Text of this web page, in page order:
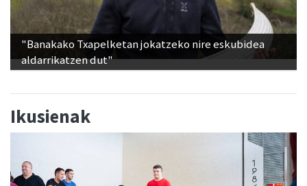
"Banakako Txapelketan jokatzeko nire eskubidea
aldarrikatzen dut"
Ikusienak